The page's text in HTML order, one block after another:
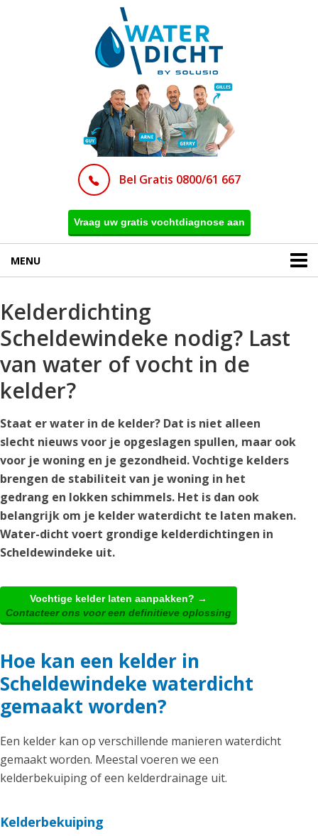
Bel Gratis 0800/61 667
Vraag uw gratis vochtdiagnose aan
MENU
Kelderdichting
Scheldewindeke nodig? Last
van water of vocht in de
kelder?
Staat er water in de kelder? Dat is niet alleen
slecht nieuws voor je opgeslagen spullen, maar ook
voor je woning en je gezondheid. Vochtige kelders
brengen de stabiliteit van je woning in het
gedrang en lokken schimmels. Het is dan ook
belangrijk om je kelder waterdicht te laten maken.
Water-dicht voert grondige kelderdichtingen in
Scheldewindeke uit.
Vochtige kelder laten aanpakken? →
Contacteer ons voor een definitieve oplossing
Hoe kan een kelder in
Scheldewindeke waterdicht
gemaakt worden?
Een kelder kan op verschillende manieren waterdicht
gemaakt worden. Meestal voeren we een
kelderbekuiping of een kelderdrainage uit.
Kelderbekuiping